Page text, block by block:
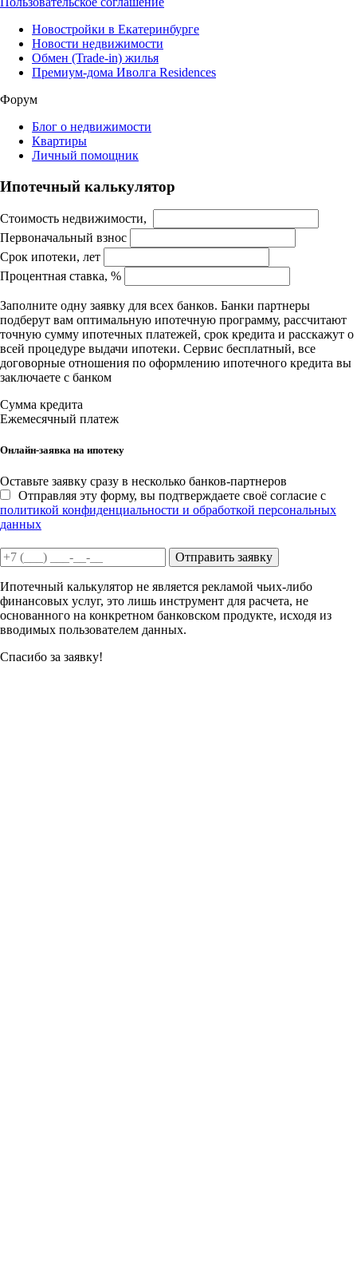
Новостройки в Екатеринбурге
Новости недвижимости
Обмен (Trade-in) жилья
Премиум-дома Иволга Residences
Форум
Блог о недвижимости
Квартиры
Личный помощник
Ипотечный калькулятор
Стоимость недвижимости,
Первоначальный взнос
Срок ипотеки, лет
Процентная ставка, %
Заполните одну заявку для всех банков. Банки партнеры
подберут вам оптимальную ипотечную программу, рассчитают
точную сумму ипотечных платежей, срок кредита и расскажут о
всей процедуре выдачи ипотеки. Сервис бесплатный, все
договорные отношения по оформлению ипотечного кредита вы
заключаете с банком
Сумма кредита
Ежемесячный платеж
Онлайн-заявка на ипотеку
Оставьте заявку сразу в несколько банков-партнеров
Отправляя эту форму, вы подтверждаете своё согласие с
политикой конфиденциальности и обработкой персональных
данных
Отправить заявку
Ипотечный калькулятор не является рекламой чьих-либо
финансовых услуг, это лишь инструмент для расчета, не
основанного на конкретном банковском продукте, исходя из
вводимых пользователем данных.
Спасибо за заявку!